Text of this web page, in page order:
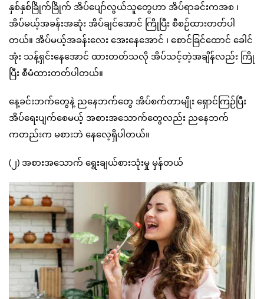
နှစ်နှစ်ခြိုက်ခြိုက် အိပ်ပျော်လွယ်သူတွေဟာ အိပ်ရာခင်းကအစ ၊
အိပ်မယ့်အခန်းအဆုံး အိပ်ချင်အောင် ကြိုပြီး စီစဉ်ထားတတ်ပါ
တယ်။ အိပ်မယ့်အခန်းလေး အေးနေအောင် ၊ စောင်ခြင်ထောင် ခေါင်
အုံး သန့်ရှင်းနေအောင် ထားတတ်သလို အိပ်သင့်တဲ့အချိန်လည်း ကြို
ပြီး စီမံထားတတ်ပါတယ်။
နေ့ခင်းဘက်တွေနဲ့ ညနေဘက်တွေ အိပ်စက်တာမျိုး ရှောင်ကြဉ်ပြီး
အိပ်ရေးပျက်စေမယ့် အစားအသောက်တွေလည်း ညနေဘက်
ကတည်းက မစားဘဲ နေလေ့ရှိပါတယ်။
(၂) အစားအသောက် ရွေးချယ်စားသုံးမှု မှန်တယ်